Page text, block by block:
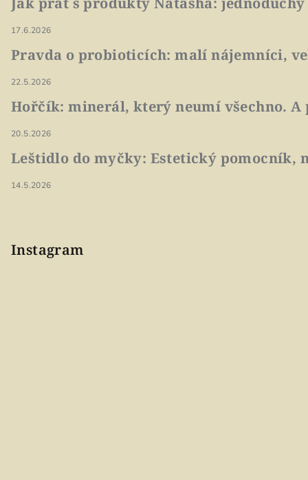
17.6.2026
Pravda o probioticích: malí nájemníci,
22.5.2026
Hořčík: minerál, který neumí všechno.
20.5.2026
Leštidlo do myčky: Estetický pomocník,
14.5.2026
Instagram